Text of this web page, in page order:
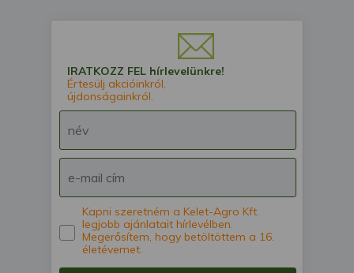
IRATKOZZ FEL hírlevelünkre!
Értesülj akcióinkról,
újdonságainkról.
Kapni szeretném a Kelet-Agro Kft.
legjobb ajánlatait hírlevélben.
Megerősítem, hogy betöltöttem a 16.
életévemet.